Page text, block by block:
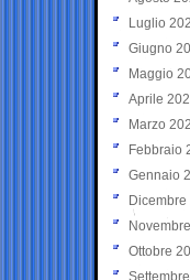
Luglio
Giugno
Maggio
Aprile
Marzo
Febbraio
Gennaio
Dicembre
Ottobre